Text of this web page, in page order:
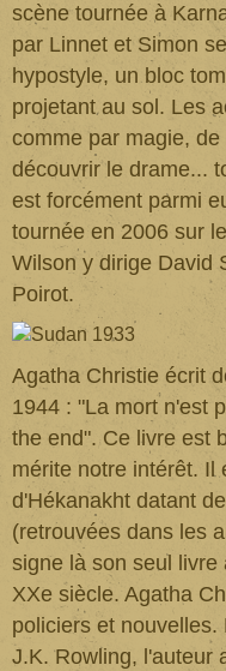
scène tournée à
par Linnet et Simon
hypostyle, un bloc
projetant au sol. Les
comme par magie,
découvrir le drame...
est forcément parmi
tournée en 2006 sur
Wilson y dirige David
Poirot.
Agatha Christie écrit
1944 : "La mort n'est
the end". Ce livre est
mérite notre intérêt. Il
d'Hékanakht datant
(retrouvées dans les
signe là son seul
XXe siècle. Agatha
policiers et
J.K. Rowling, l'auteur